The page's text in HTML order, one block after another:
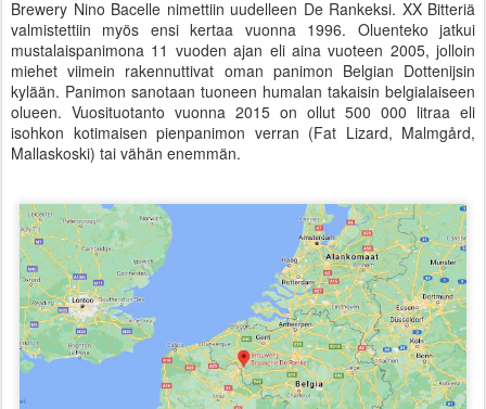
Brewery Nino Bacelle nimettiin uudelleen De Rankeksi. XX Bitteriä
valmistettiin myös ensi kertaa vuonna 1996. Oluenteko jatkui
mustalaispanimona 11 vuoden ajan eli aina vuoteen 2005, jolloin
miehet viimein rakennuttivat oman panimon Belgian Dottenijsin
kylään. Panimon sanotaan tuoneen humalan takaisin belgialaiseen
olueen. Vuosituotanto vuonna 2015 on ollut 500 000 litraa eli
isohkon kotimaisen pienpanimon verran (Fat Lizard, Malmgård,
Mallaskoski) tai vähän enemmän.